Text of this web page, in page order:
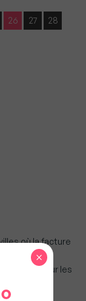
26 27
28
où la facture
vraiment pour les
des 600
×